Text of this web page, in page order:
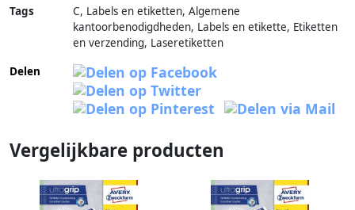
Tags
C, Labels en etiketten, Algemene
kantoorbenodigdheden, Labels en etikette, Etiketten
en verzending, Laseretiketten
Delen
Vergelijkbare producten